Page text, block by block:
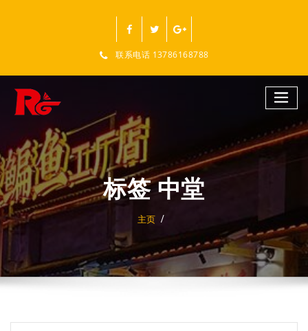
联系电话 13786168788
标签 中堂
主页